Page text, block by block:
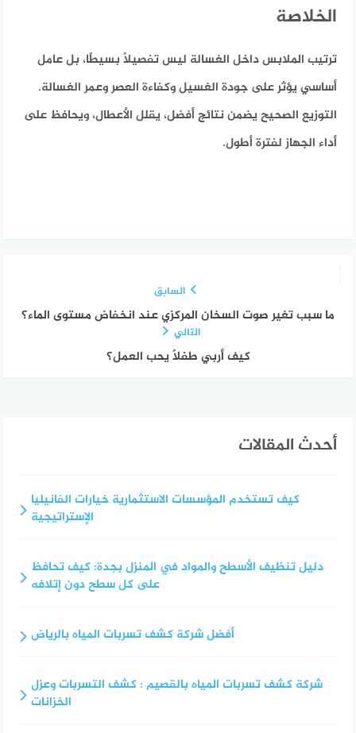
الخلاصة
ترتيب الملابس داخل الغسالة ليس تفصيلًا بسيطًا، بل عامل
أساسي يؤثر على جودة الغسيل وكفاءة العصر وعمر الغسالة.
التوزيع الصحيح يضمن نتائج أفضل، يقلل الأعطال، ويحافظ على
أداء الجهاز لفترة أطول.
السابق
ما سبب تغير صوت السخان المركزي عند انخفاض مستوى الماء؟
التالي
كيف أربي طفلًا يحب العمل؟
أحدث المقالات
كيف تستخدم المؤسسات الاستثمارية خيارات الفانيليا
الإستراتيجية
دليل تنظيف الأسطح والمواد في المنزل بجدة: كيف تحافظ
على كل سطح دون إتلافه
أفضل شركة كشف تسربات المياه بالرياض
شركة كشف تسربات المياه بالقصيم : كشف التسربات وعزل
الخزانات